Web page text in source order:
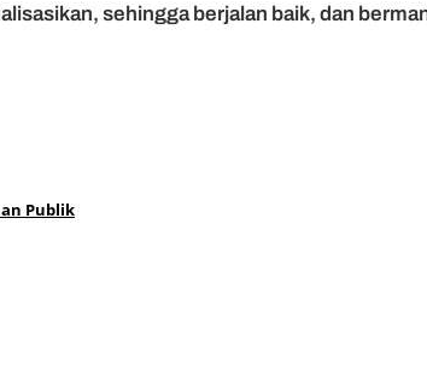
sehingga berjalan baik, dan
Publik